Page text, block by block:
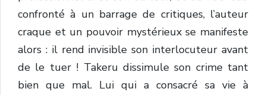
confronté à un barrage de critiques, l’auteur
craque et un pouvoir mystérieux se manifeste
alors : il rend invisible son interlocuteur avant
de le tuer ! Takeru dissimule son crime tant
bien que mal. Lui qui a consacré sa vie à